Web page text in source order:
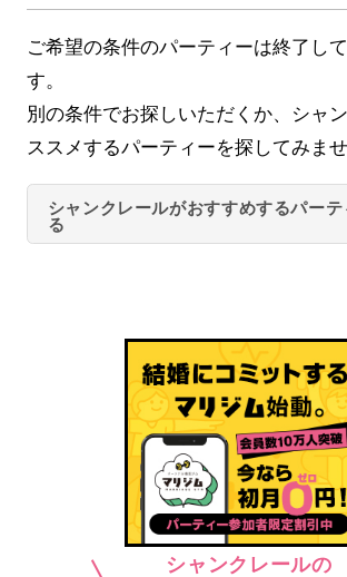
ご希望の条件のパーティーは終了し
す。
別の条件でお探しいただくか、シャ
ススメするパーティーを探してみま
シャンクレールがおすすめするパー
る
シャンクレールの